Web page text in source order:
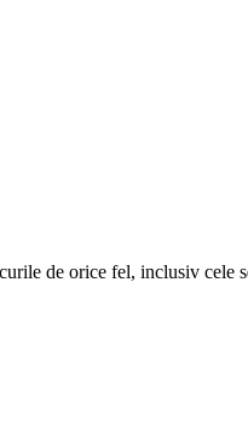
de orice fel, inclusiv